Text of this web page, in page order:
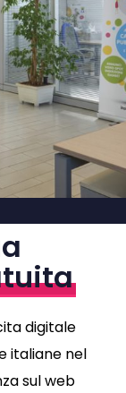
digitale
italiane nel
sul web